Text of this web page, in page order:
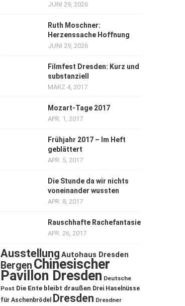
JUNI 29, 2026
Ruth Moschner:
Herzenssache Hoffnung
JUNI 29, 2026
Filmfest Dresden: Kurz und
substanziell
MÄRZ 4, 2017
Mozart-Tage 2017
APR. 1, 2017
Frühjahr 2017 – Im Heft
geblättert
APR. 5, 2017
Die Stunde da wir nichts
voneinander wussten
APR. 8, 2017
Rauschhafte Rachefantasie
APR. 26, 2017
Ausstellung Autohaus Dresden
Bergen Chinesischer
Pavillon Dresden Deutsche
Post Die Ente bleibt draußen Drei Haselnüsse
für Aschenbrödel
Dresden Dresdner